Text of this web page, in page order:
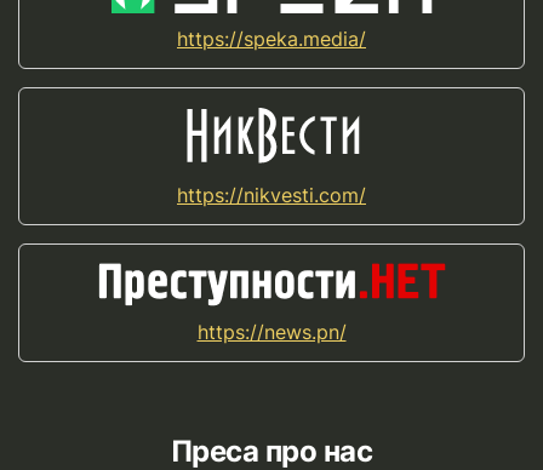
https://speka.media/
https://nikvesti.com/
https://news.pn/
Преса про нас